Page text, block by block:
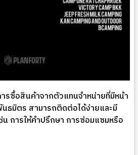
รซื้อสินค้าจากตัวแทนจำหน่ายที่มีหน้า
ธมิตร สามารถติดต่อได้ง่ายและมี
น การให้คำปรึกษา การซ่อมแซมหรือ